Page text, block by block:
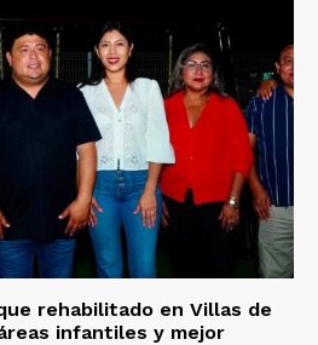
rehabilitado en Villas de
infantiles y mejor